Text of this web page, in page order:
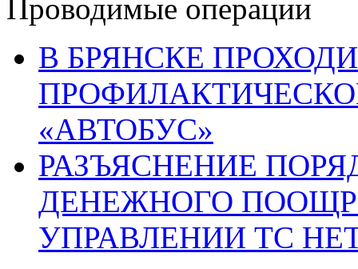
Проводимые операции
В БРЯНСКЕ
«АВТОБУС»
РАЗЪЯСНЕНИЕ
ДЕНЕЖНОГО
УПРАВЛЕНИИ ТС